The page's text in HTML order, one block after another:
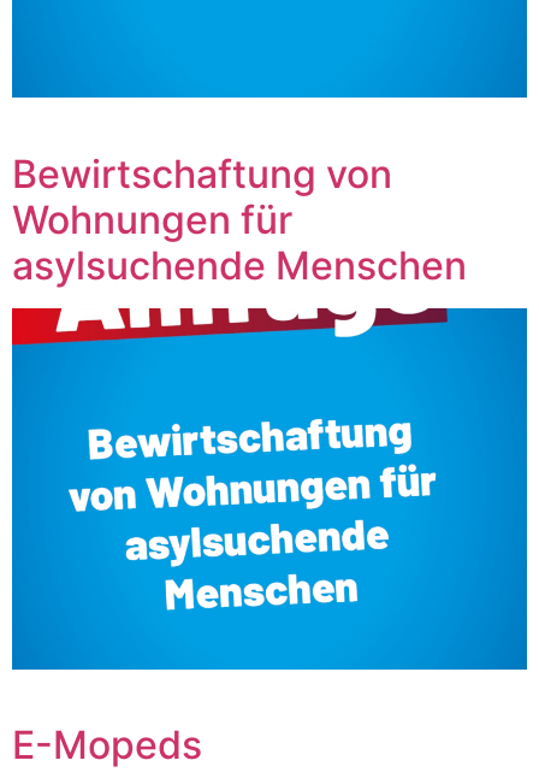
Bewirtschaftung von
Wohnungen für
asylsuchende Menschen
E-Mopeds